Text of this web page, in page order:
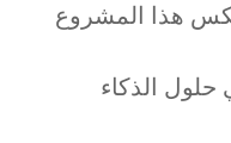
هذا المشروع
الذكاء